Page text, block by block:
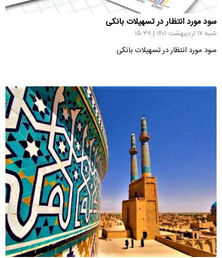
سود مورد انتظار در تسهیلات بانکی
شنبه ۱۷ اردیبهشت ۱۴۰۱ | ۱۵:۳۸
سود مورد انتظار در تسهیلات بانکی